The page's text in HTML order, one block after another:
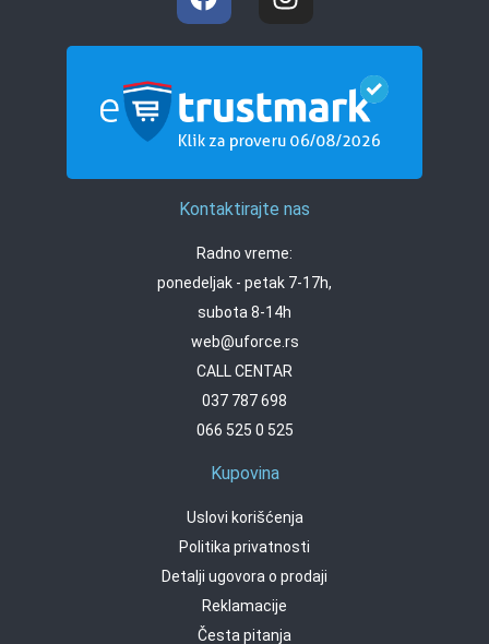
Kontaktirajte nas
Radno vreme:
ponedeljak - petak 7-17h,
subota 8-14h
web@uforce.rs
CALL CENTAR
037 787 698
066 525 0 525
Kupovina
Uslovi korišćenja
Politika privatnosti
Detalji ugovora o prodaji
Reklamacije
Česta pitanja